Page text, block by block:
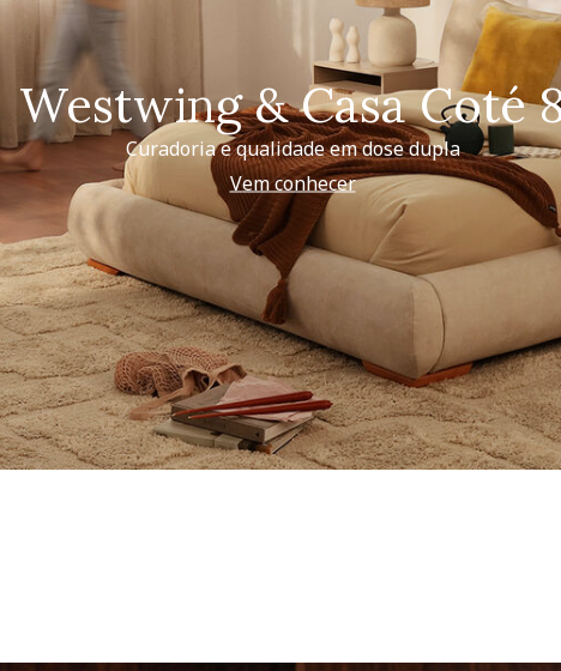
Westwing & Casa Coté
Curadoria e qualidade em dose dupla
Vem conhecer